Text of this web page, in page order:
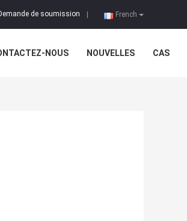
French
de soumission
NOUS NOUVELLES CAS